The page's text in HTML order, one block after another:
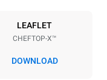
GN 2/1
LEAFLET
CHEFTOP-X™
DOWNLOAD